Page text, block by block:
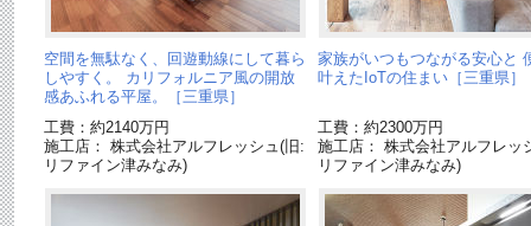
空間を無駄なく、回遊動線にして暮ら
しやすく。 カリフォルニア風の開放
感あふれる平屋。［三重県］
工費：約2140万円
施工店： 株式会社アルフレッシュ(旧:
リファイン津みなみ)
家族がいつもつながる安心と
叶えたIoTの住まい［三重県］
工費：約2300万円
施工店： 株式会社アルフレッ
リファイン津みなみ)